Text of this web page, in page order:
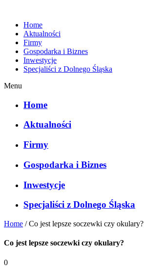
Home
Aktualności
Firmy
Gospodarka i Biznes
Inwestycje
Specjaliści z Dolnego Śląska
Menu
Home
Aktualności
Firmy
Gospodarka i Biznes
Inwestycje
Specjaliści z Dolnego Śląska
Home /Co jest lepsze soczewki czy okulary?
Co jest lepsze soczewki czy okulary?
0